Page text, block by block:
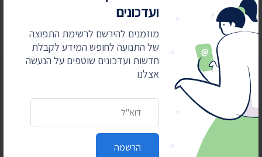
ועדכונים
מוזמנים להירשם לרשימת התפוצה
של התנועה לחופש המידע לקבלת
חדשות ועדכונים שוטפים על הנעשה
אצלנו
הרשמה
הפרות סדר וחסימת צירים
הרשמו לקבלת חדשות ועדכונים
מוזמנים להירשם לרשימת התפוצה של התנועה